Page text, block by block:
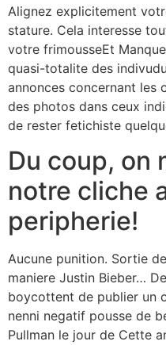
Alignez explicitement
stature. Cela interesse
votre frimousseEt
quasi-totalite des
annonces concernant les
des photos dans ceux
de rester fetichiste
Du coup, on
notre cliche
peripherie!
Aucune punition. Sortie
maniere Justin Bieber…
boycottent de publier un
nenni negatif pousse de
Pullman le jour de Cette